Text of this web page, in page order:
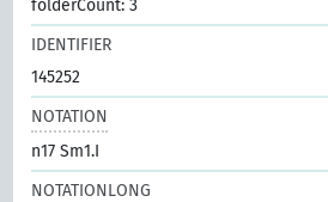
folderCount: 3
IDENTIFIER
145252
NOTATION
n17 Sm1.I
NOTATIONLONG